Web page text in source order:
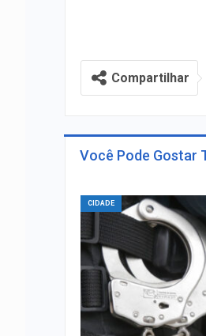
Compartilhar
Você Pode Gostar
CIDADE